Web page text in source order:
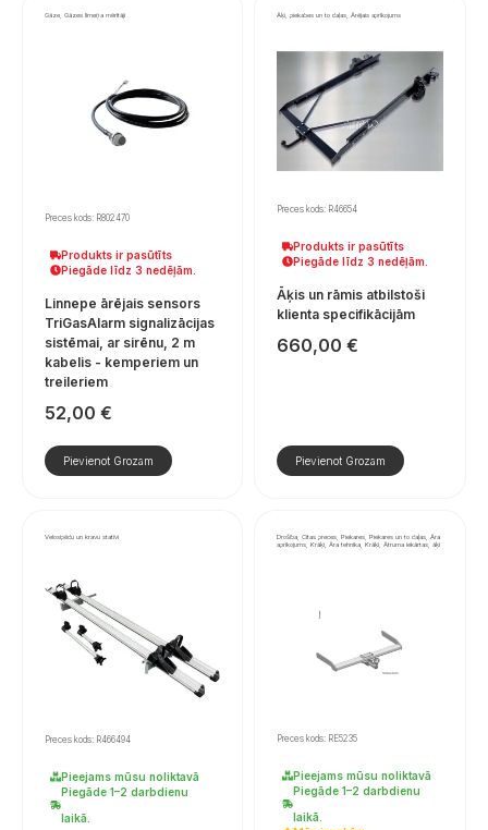
Gāze, Gāzes līmeņa mērītāji
Preces kods: R802470
Produkts ir pasūtīts
Piegāde līdz 3 nedēļām.
Linnepe ārējais sensors
TriGasAlarm signalizācijas
sistēmai, ar sirēnu, 2 m
kabelis - kemperiem un
treileriem
52,00 €
Pievienot Grozam
Āķi, piekabes un to daļas, Ārējais aprīkojums
Preces kods: R46654
Produkts ir pasūtīts
Piegāde līdz 3 nedēļām.
Āķis un rāmis atbilstoši
klienta specifikācijām
660,00 €
Pievienot Grozam
Velosipēdu un kravu statīvi
Preces kods: R466494
Pieejams mūsu noliktavā
Piegāde 1–2 darbdienu
laikā.
Drošība, Citas preces, Piekares, Piekares un to daļas, Āra
aprīkojums, Krāķi, Āra tehnika, Krāķi, Ātruma iekārtas, āķi
Preces kods: RE5235
Pieejams mūsu noliktavā
Piegāde 1–2 darbdienu
laikā.